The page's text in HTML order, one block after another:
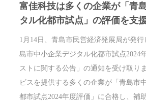
富佳科技は多くの企業が「青
タル化都市試点」の評価を支
1月14日、青島市民営経済発展局が発
島市中小企業デジタル化都市試点2024
ストに関する公告」の通知を受け取り
ビスを提供する多くの企業が「青島市
都市試点2024年度評価」に合格し、補